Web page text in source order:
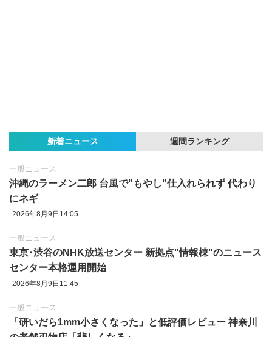
新着ニュース 週間ランキング
一般ニュース
沖縄のラーメン二郎 台風で"もやし"仕入れられず 代わり
にネギ
2026年8月9日14:05
一般ニュース
東京‪･‬渋谷のNHK放送センター 新拠点"情報棟"のニュース
センター本格運用開始
2026年8月9日11:45
一般ニュース
「研いだら1mm小さくなった」と低評価レビュー 神奈川